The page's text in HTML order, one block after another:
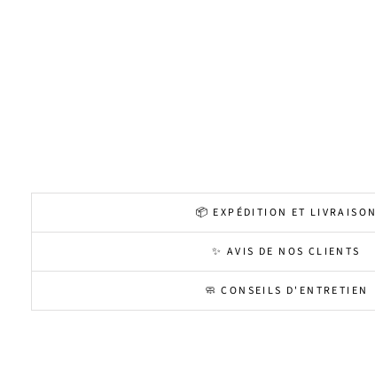
📦 EXPÉDITION ET LIVRAISON
✨ AVIS DE NOS CLIENTS
🧼 CONSEILS D'ENTRETIEN